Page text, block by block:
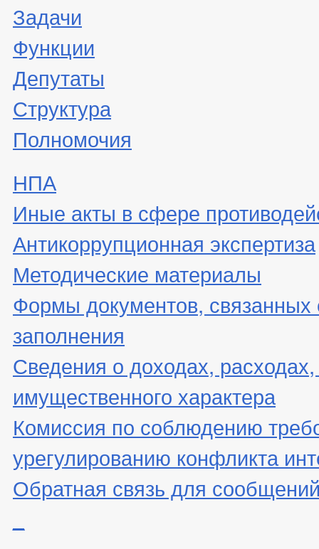
Задачи
Функции
Депутаты
Структура
Полномочия
НПА
Иные акты в сфере
Антикоррупционная экспертиза
Методические материалы
Формы документов, связанных
заполнения
Сведения о доходах,
имущественного характера
Комиссия по соблюдению
урегулированию конфликта
Обратная связь для